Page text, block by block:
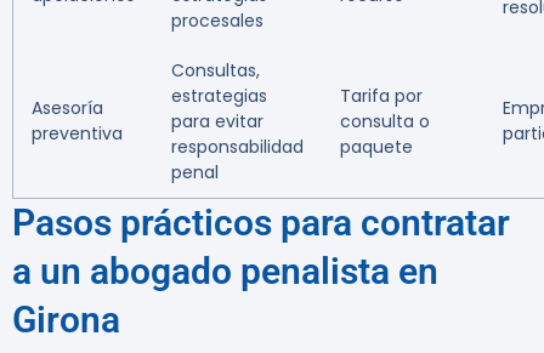
procesales
Asesoría
preventiva
Consultas,
estrategias
para evitar
responsabilidad
penal
Tarifa por
consulta o
paquete
Pasos prácticos para contratar
a un abogado penalista en
Girona